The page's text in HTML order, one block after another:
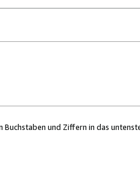
und Ziffern in das